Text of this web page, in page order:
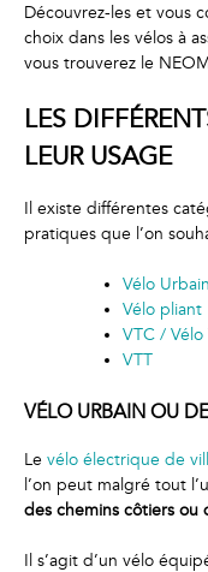
Découvrez-les et vous
choix dans les vélos à
vous trouverez le
LES
LEUR USAGE
Il existe différentes
pratiques que l’on
Vélo
Vélo pliant
VTC / Vélo
VTT
VÉLO URBAIN OU
Le vélo électrique de
l’on peut malgré tout
des chemins côtiers ou
Il s’agit d’un vélo